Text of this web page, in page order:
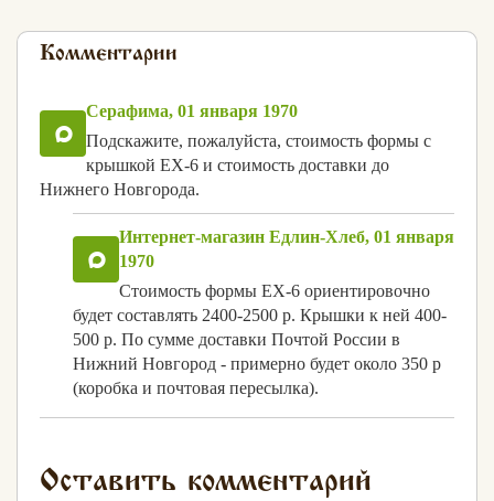
Комментарии
Серафима, 01 января 1970
Подскажите, пожалуйста, стоимость формы с
крышкой ЕХ-6 и стоимость доставки до
Нижнего Новгорода.
Интернет-магазин Едлин-Хлеб, 01 января
1970
Стоимость формы ЕХ-6 ориентировочно
будет составлять 2400-2500 р. Крышки к ней 400-
500 р. По сумме доставки Почтой России в
Нижний Новгород - примерно будет около 350 р
(коробка и почтовая пересылка).
Оставить комментарий